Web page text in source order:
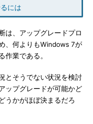
には
は、アップグレードプロ
、何よりもWindows 7が
作業である。
とそうでない状況を検討
ップグレードが可能かど
うかがほぼ決まるだろ